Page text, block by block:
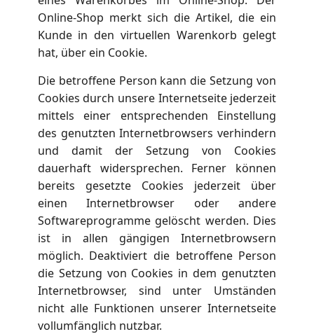
Online-Shop merkt sich die Artikel, die ein
Kunde in den virtuellen Warenkorb gelegt
hat, über ein Cookie.
Die betroffene Person kann die Setzung von
Cookies durch unsere Internetseite jederzeit
mittels einer entsprechenden Einstellung
des genutzten Internetbrowsers verhindern
und damit der Setzung von Cookies
dauerhaft widersprechen. Ferner können
bereits gesetzte Cookies jederzeit über
einen Internetbrowser oder andere
Softwareprogramme gelöscht werden. Dies
ist in allen gängigen Internetbrowsern
möglich. Deaktiviert die betroffene Person
die Setzung von Cookies in dem genutzten
Internetbrowser, sind unter Umständen
nicht alle Funktionen unserer Internetseite
vollumfänglich nutzbar.